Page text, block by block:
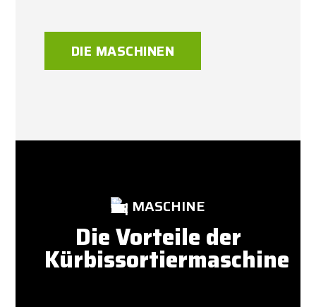
DIE MASCHINEN
MASCHINE
Die Vorteile der
Kürbissortiermaschine